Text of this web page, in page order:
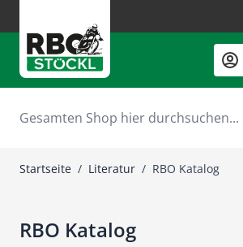
Suche
Startseite / Literatur / RBO Katalog
RBO Katalog